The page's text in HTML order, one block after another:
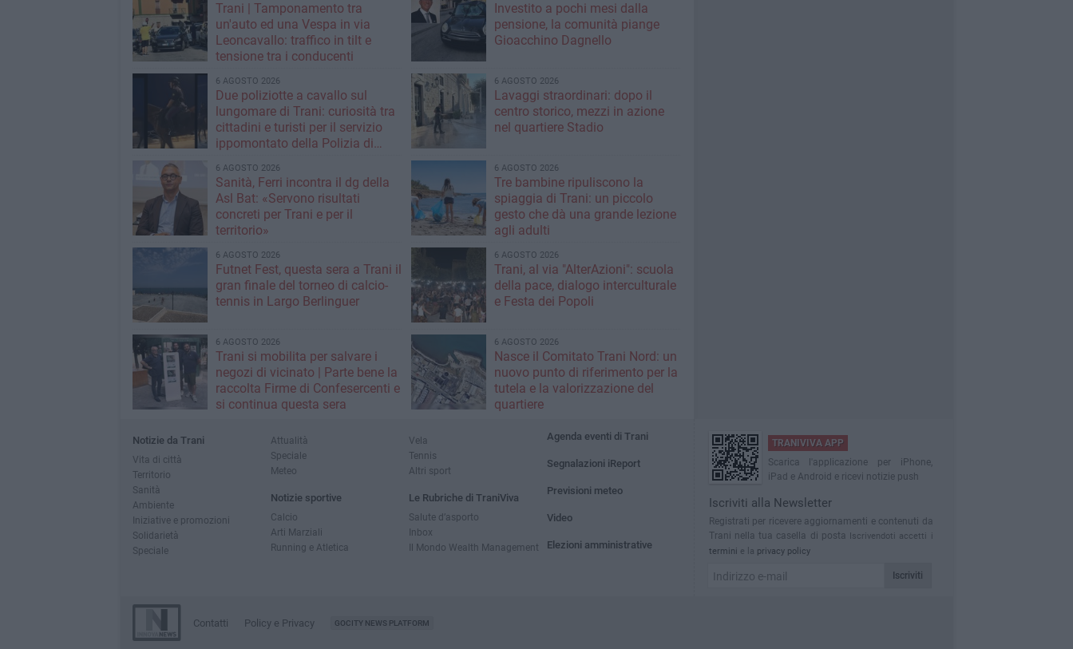
Trani | Tamponamento tra
un'auto ed una Vespa in via
Leoncavallo: traffico in tilt e
tensione tra i conducenti
Investito a pochi mesi dalla
pensione, la comunità piange
Gioacchino Dagnello
6 AGOSTO 2026
Due poliziotte a cavallo sul
lungomare di Trani: curiosità tra
cittadini e turisti per il servizio
ippomontato della Polizia di
6 AGOSTO 2026
Lavaggi straordinari: dopo il
centro storico, mezzi in azione
nel quartiere Stadio
6 AGOSTO 2026
Sanità, Ferri incontra il dg della
Asl Bat: «Servono risultati
concreti per Trani e per il
territorio»
6 AGOSTO 2026
Tre bambine ripuliscono la
spiaggia di Trani: un piccolo
gesto che dà una grande lezione
agli adulti
6 AGOSTO 2026
Futnet Fest, questa sera a Trani il
gran finale del torneo di calcio-
tennis in Largo Berlinguer
6 AGOSTO 2026
Trani, al via "AlterAzioni": scuola
della pace, dialogo interculturale
e Festa dei Popoli
6 AGOSTO 2026
Trani si mobilita per salvare i
negozi di vicinato | Parte bene la
raccolta Firme di Confesercenti e
si continua questa sera
6 AGOSTO 2026
Nasce il Comitato Trani Nord: un
nuovo punto di riferimento per la
tutela e la valorizzazione del
quartiere
Notizie da Trani
Vita di città
Territorio
Sanità
Ambiente
Iniziative e promozioni
Solidarietà
Speciale
Attualità
Speciale
Meteo
Notizie sportive
Calcio
Arti Marziali
Running e Atletica
Vela
Tennis
Altri sport
Le Rubriche di TraniViva
Salute d’asporto
Inbox
Il Mondo Wealth Management
Agenda eventi di Trani
Segnalazioni iReport
Previsioni meteo
Video
Elezioni amministrative
TRANIVIVA APP
Scarica l'applicazione per iPhone,
iPad e Android e ricevi notizie push
Iscriviti alla Newsletter
Registrati per ricevere aggiornamenti e contenuti da
Trani nella tua casella di posta Iscrivendoti accetti i
termini e la privacy policy
Iscriviti
Contatti Policy e Privacy GOCITY NEWS PLATFORM